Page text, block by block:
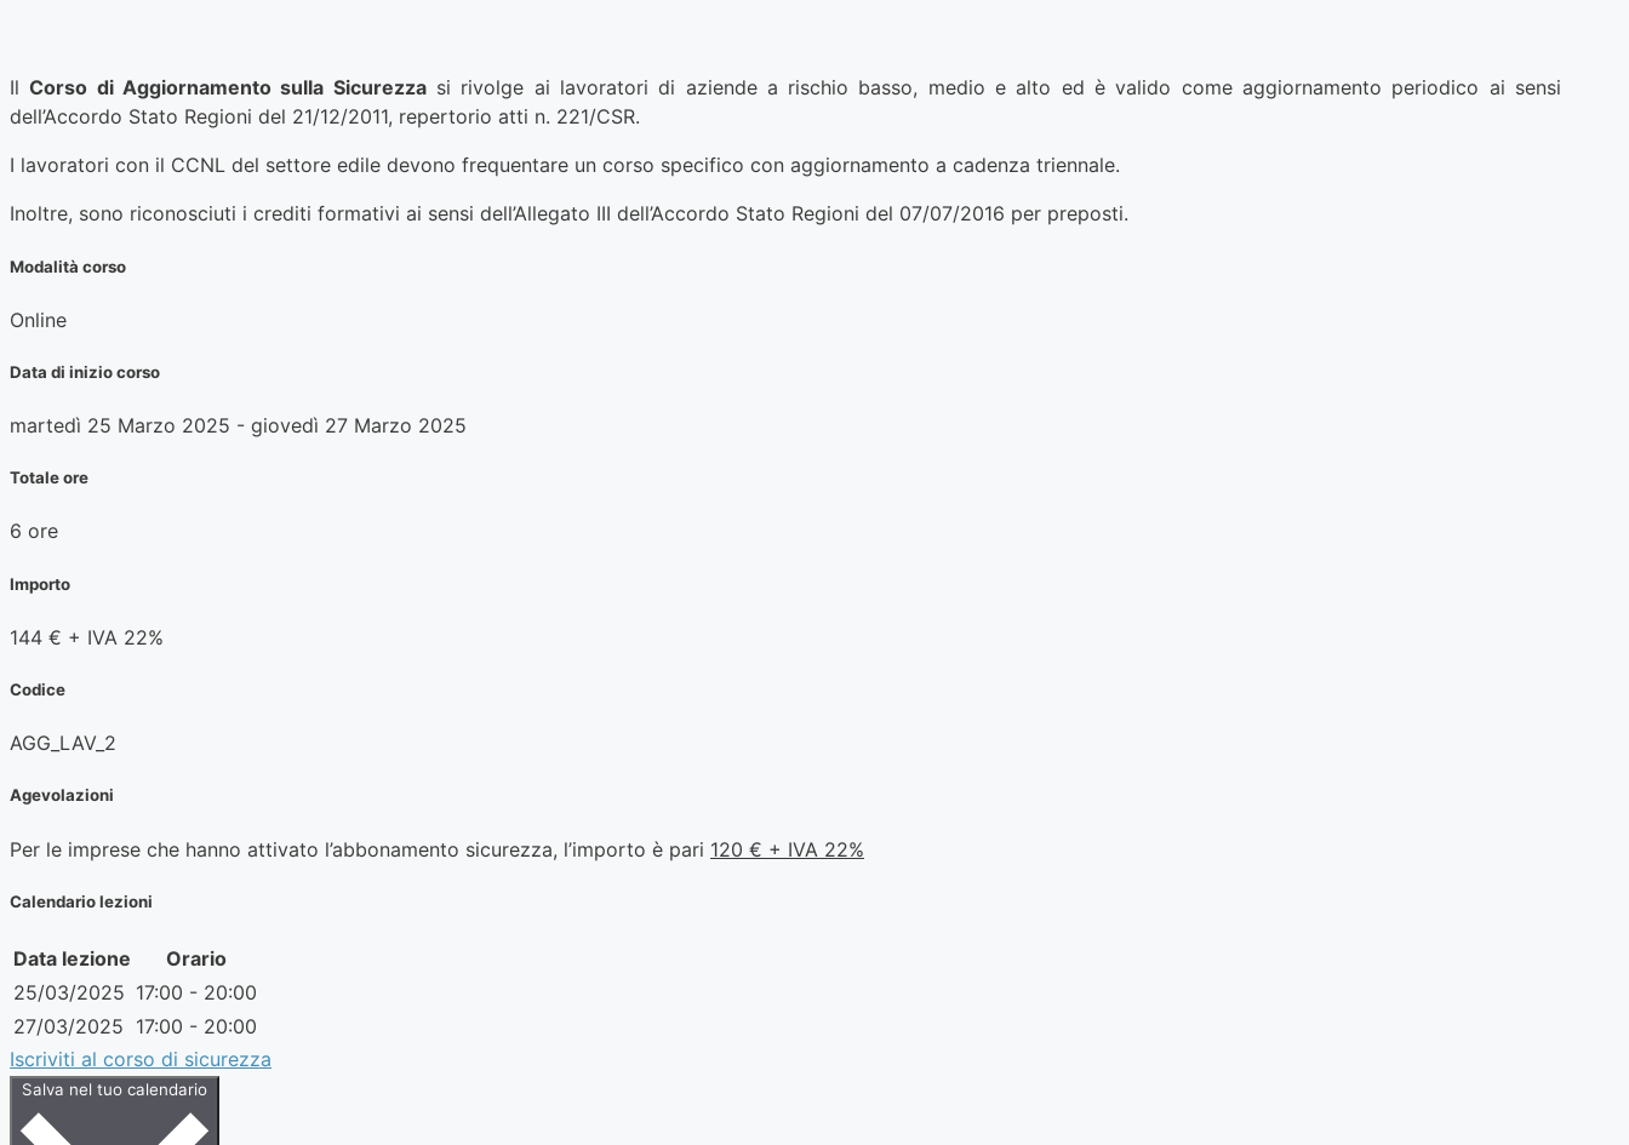
IlCorso di Aggiornamento sulla Sicurezzasi rivolge ai lavoratori di aziende a rischio basso, medio e alto ed è valido come aggiornamento periodico ai sensi
dell’Accordo Stato Regioni del 21/12/2011, repertorio atti n. 221/CSR.
I lavoratori con il CCNL del settore edile devono frequentare un corso specifico con aggiornamento a cadenza triennale.
Inoltre, sono riconosciuti i crediti formativi ai sensi dell’Allegato III dell’Accordo Stato Regioni del 07/07/2016 per preposti.
Modalità corso
Online
Data di inizio corso
martedì 25 Marzo 2025 - giovedì 27 Marzo 2025
Totale ore
6 ore
Importo
144 € + IVA 22%
Codice
AGG_LAV_2
Agevolazioni
Per le imprese che hanno attivato l’abbonamento sicurezza, l’importo è pari 120 € + IVA 22%
Calendario lezioni
Data lezione
Orario
25/03/2025 17:00 - 20:00
27/03/2025 17:00 - 20:00
Iscriviti al corso di sicurezza